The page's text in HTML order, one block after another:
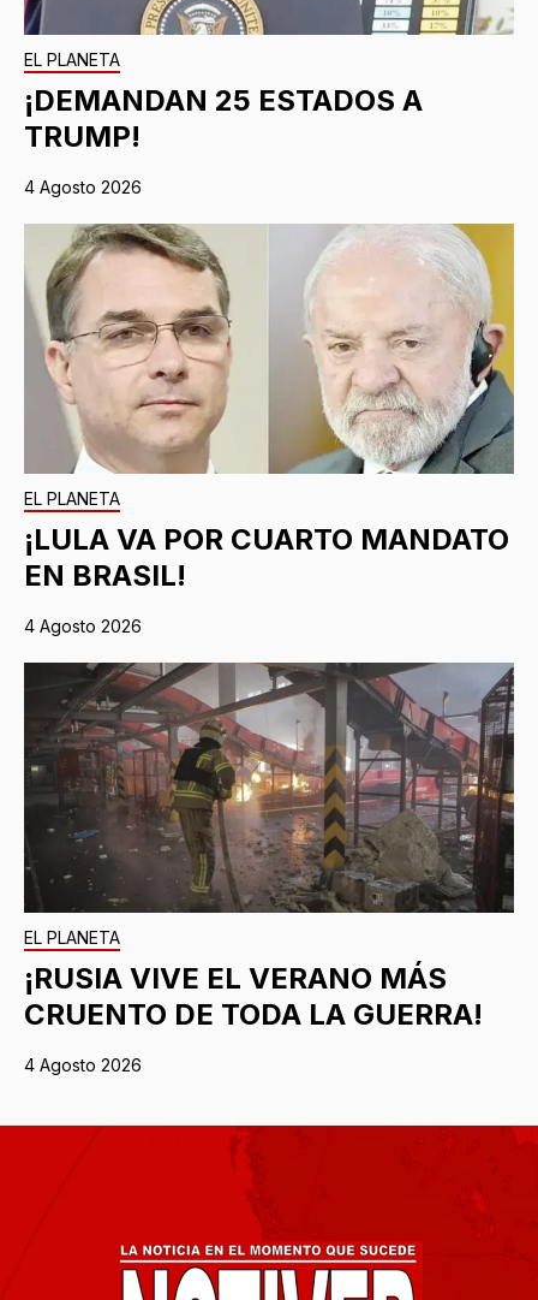
EL PLANETA
¡DEMANDAN 25 ESTADOS A
TRUMP!
4 Agosto 2026
EL PLANETA
¡LULA VA POR CUARTO MANDATO
EN BRASIL!
4 Agosto 2026
EL PLANETA
¡RUSIA VIVE EL VERANO MÁS
CRUENTO DE TODA LA GUERRA!
4 Agosto 2026